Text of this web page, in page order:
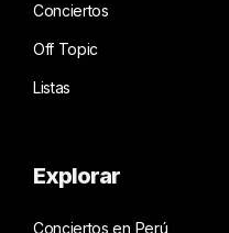
Conciertos
Off Topic
Listas
Explorar
Conciertos en Perú